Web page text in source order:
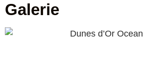
Galerie